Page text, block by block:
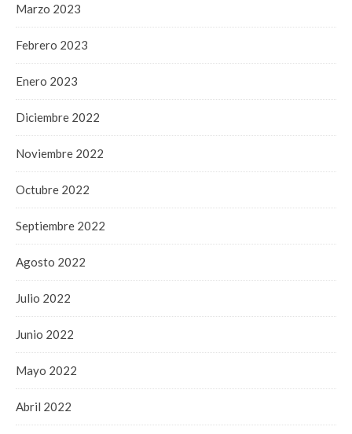
Marzo 2023
Febrero 2023
Enero 2023
Diciembre 2022
Noviembre 2022
Octubre 2022
Septiembre 2022
Agosto 2022
Julio 2022
Junio 2022
Mayo 2022
Abril 2022